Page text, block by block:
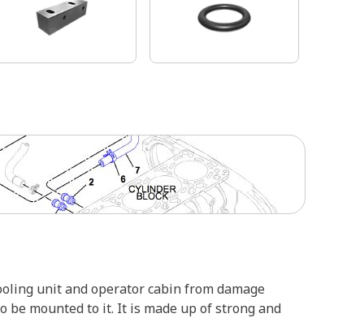
unit and operator cabin from damage
be mounted to it. It is made up of strong and